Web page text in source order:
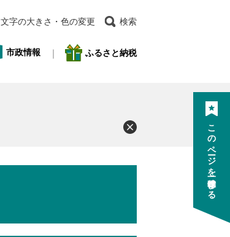
文字の大きさ・色の変更 検索
市政情報 ふるさと納税
このページを一時保存する